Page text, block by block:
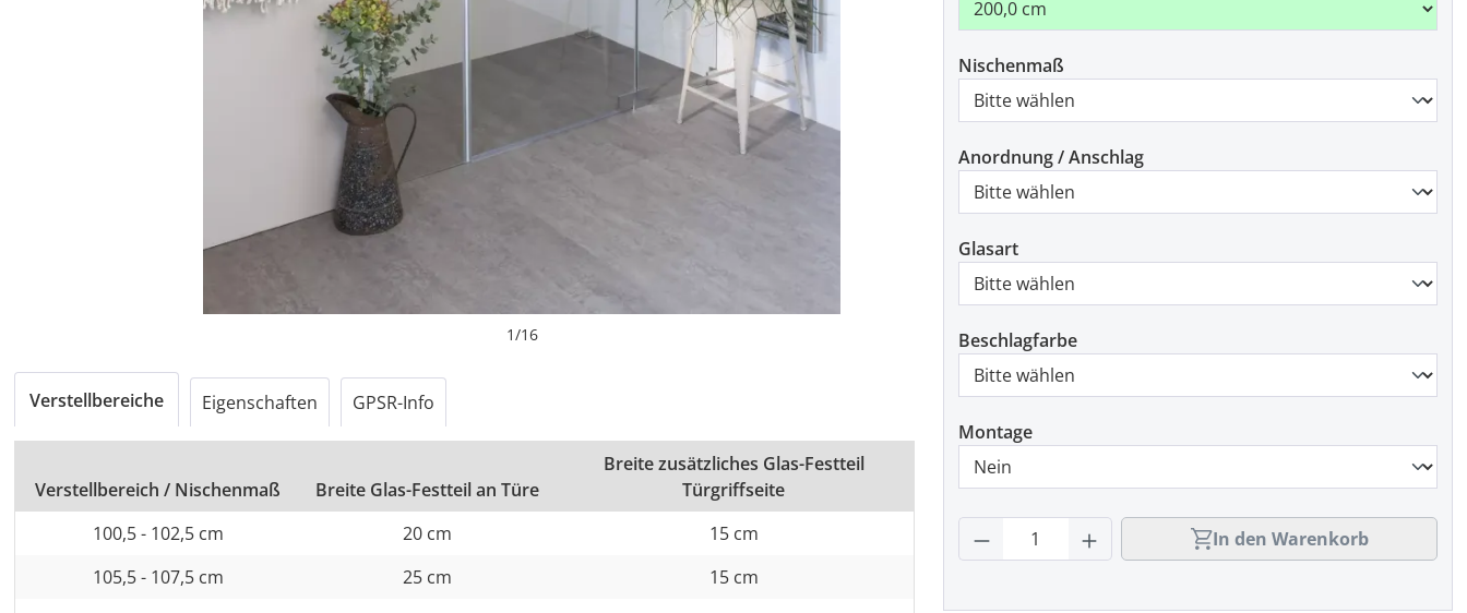
1/16
Nischenmaß
Anordnung / Anschlag
Glasart
Beschlagfarbe
Montage
Produkt Anzahl: Gib den gewünschten
In den Warenkorb
Verstellbereiche Eigenschaften GPSR-Info
Verstellbereich / Nischenmaß Breite Glas-Festteil an Türe
Breite zusätzliches Glas-Festteil
Türgriffseite
100,5 - 102,5 cm
20 cm
15 cm
105,5 - 107,5 cm
25 cm
15 cm